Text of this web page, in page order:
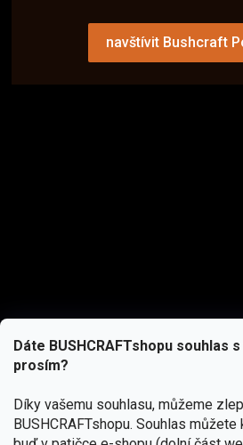
Dáte BUSHCRAFTshopu souhlas
prosím?
Díky vašemu souhlasu, můžeme
BUSHCRAFTshopu. Souhlas můžete
navštívit Bushcraft